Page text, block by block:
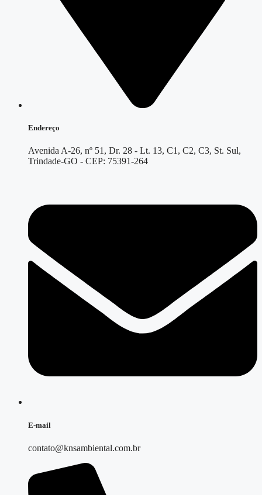
Endereço
Avenida A-26, nº 51, Dr. 28 - Lt. 13, C1, C2, C3, St. Sul,
Trindade-GO - CEP: 75391-264
E-mail
contato@knsambiental.com.br